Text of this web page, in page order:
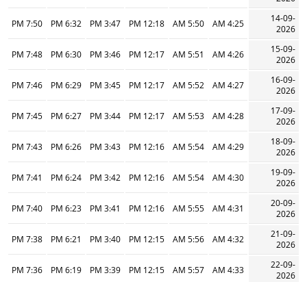
14-09-
2026
4:25 AM
5:50 AM
12:18 PM
3:47 PM
6:32 PM
7:50 PM
15-09-
2026
4:26 AM
5:51 AM
12:17 PM
3:46 PM
6:30 PM
7:48 PM
16-09-
2026
4:27 AM
5:52 AM
12:17 PM
3:45 PM
6:29 PM
7:46 PM
17-09-
2026
4:28 AM
5:53 AM
12:17 PM
3:44 PM
6:27 PM
7:45 PM
18-09-
2026
4:29 AM
5:54 AM
12:16 PM
3:43 PM
6:26 PM
7:43 PM
19-09-
2026
4:30 AM
5:54 AM
12:16 PM
3:42 PM
6:24 PM
7:41 PM
20-09-
2026
4:31 AM
5:55 AM
12:16 PM
3:41 PM
6:23 PM
7:40 PM
21-09-
2026
4:32 AM
5:56 AM
12:15 PM
3:40 PM
6:21 PM
7:38 PM
22-09-
2026
4:33 AM
5:57 AM
12:15 PM
3:39 PM
6:19 PM
7:36 PM